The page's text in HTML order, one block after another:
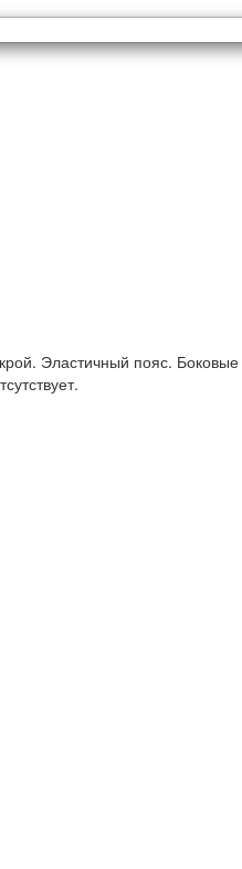
Эластичный пояс.